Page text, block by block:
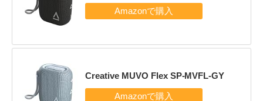
Creative MUVO Flex SP-MVFL-GY